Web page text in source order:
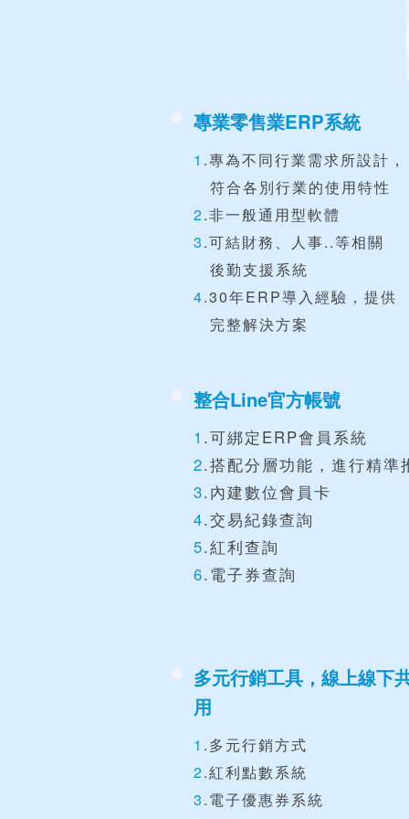
專業零售業ERP系統
1 .專為不同行業需求所設計，
符合各別行業的使用特性
2.非一般通用型軟體
3.可結財務、人事..等相關
後勤支援系統​
4.30年ERP導入經驗，提供
完整解決方案
整合Line官方帳號
1 .可綁定ERP會員系統
2.搭配分層功能，進行精準
3.內建數位會員卡
4.交易紀錄查詢
5.紅利查詢
6.電子券查詢
多元行銷工具，線上線下
用
1 .多元行銷方式
2.紅利點數系統
3.電子優惠券系統